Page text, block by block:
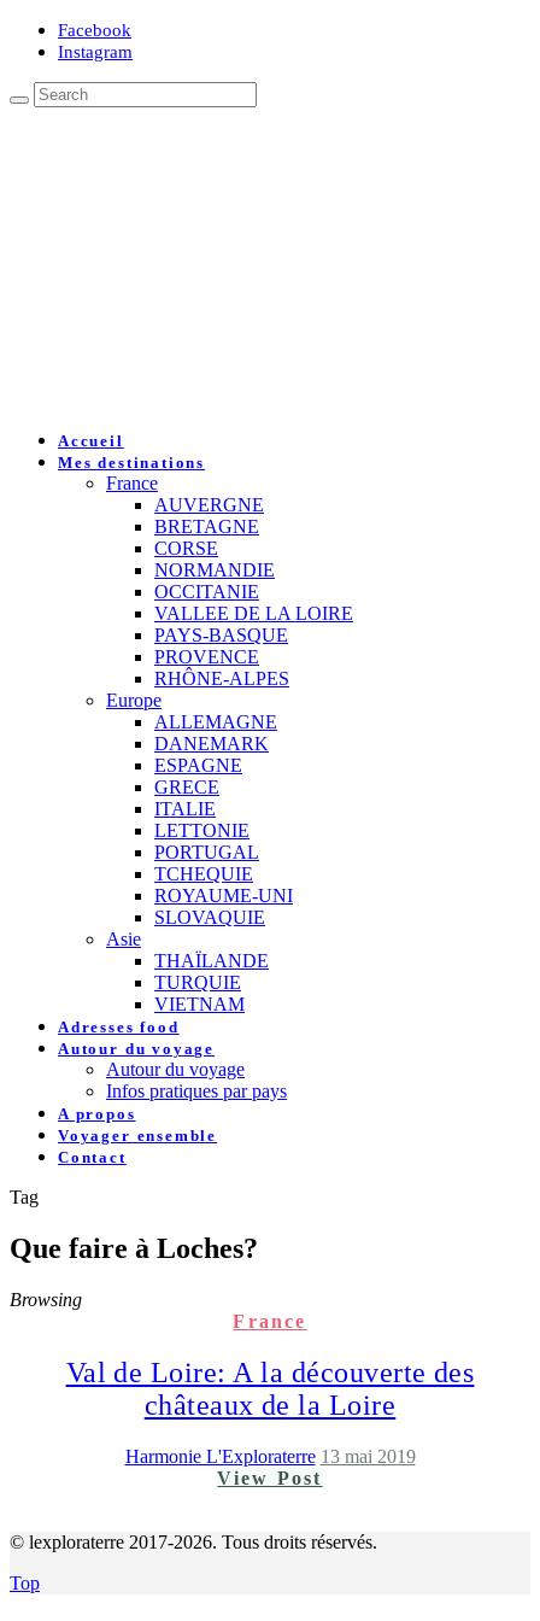
Facebook
Instagram
Accueil
Mes destinations
France
AUVERGNE
BRETAGNE
CORSE
NORMANDIE
OCCITANIE
VALLEE DE LA LOIRE
PAYS-BASQUE
PROVENCE
RHÔNE-ALPES
Europe
ALLEMAGNE
DANEMARK
ESPAGNE
GRECE
ITALIE
LETTONIE
PORTUGAL
TCHEQUIE
ROYAUME-UNI
SLOVAQUIE
Asie
THAÏLANDE
TURQUIE
VIETNAM
Adresses food
Autour du voyage
Autour du voyage
Infos pratiques par pays
A propos
Voyager ensemble
Contact
Tag
Que faire à Loches?
Browsing
France
Val de Loire: A la découverte des
châteaux de la Loire
Harmonie L'Exploraterre 13 mai 2019
View Post
© lexploraterre 2017-2026. Tous droits réservés.
Top